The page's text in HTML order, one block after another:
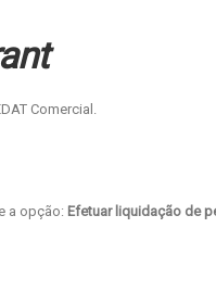
Comercial.
a opção: Efetuar liquidação de